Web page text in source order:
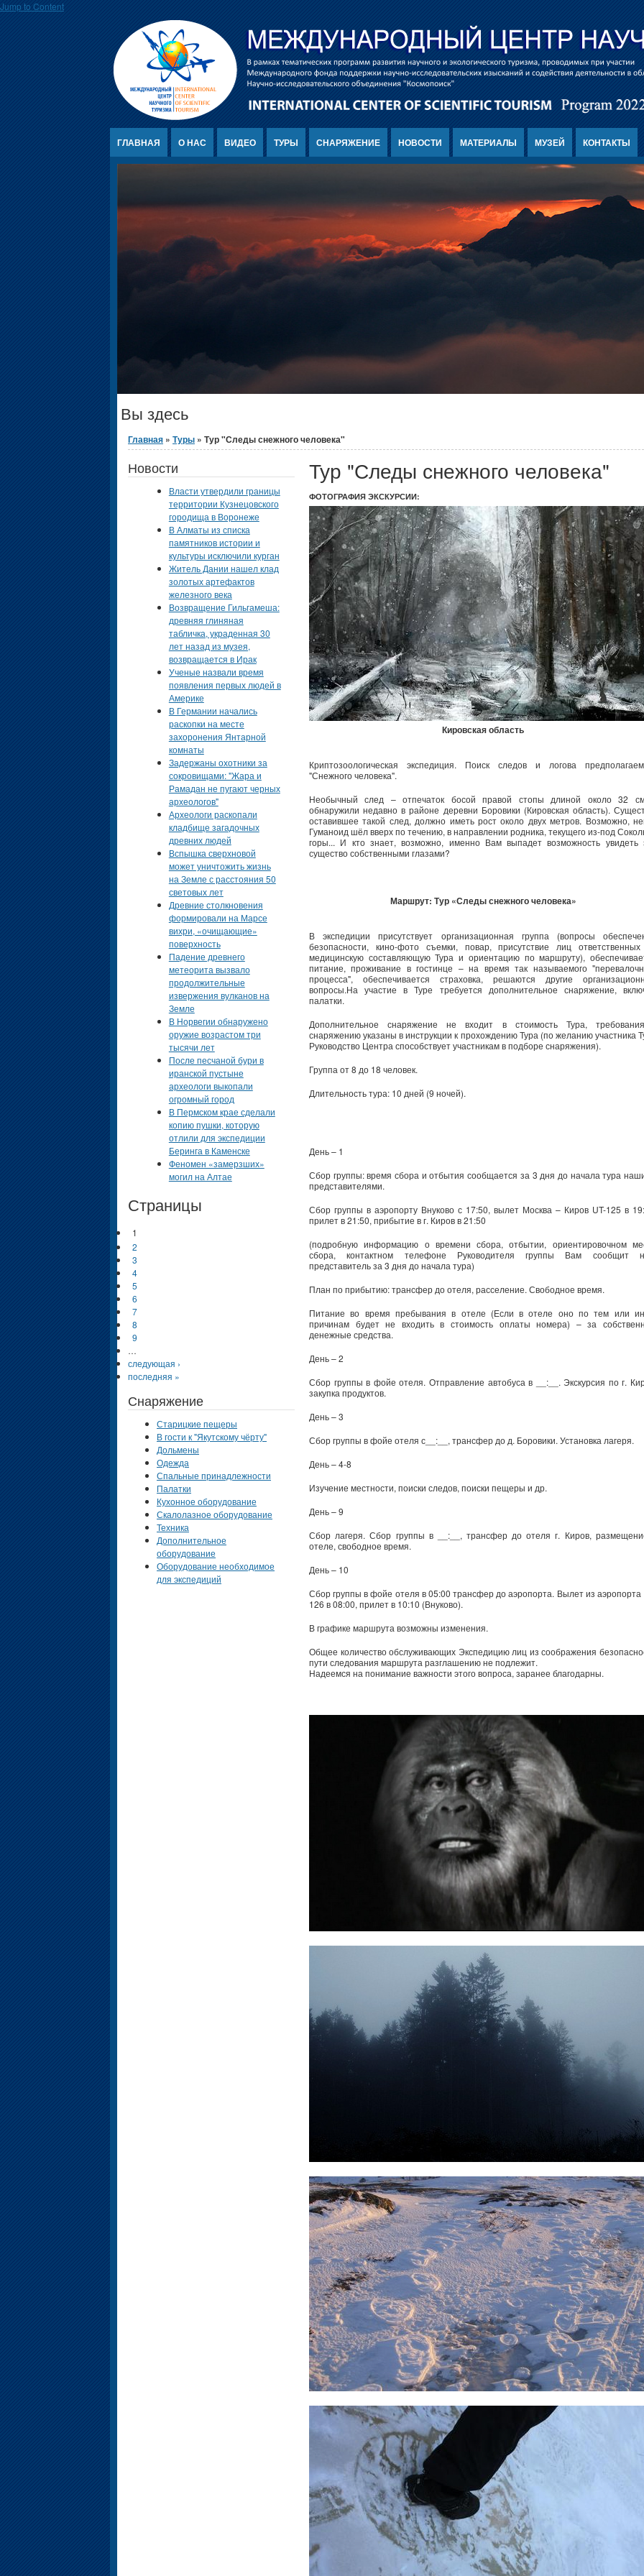
Jump to Content
ГЛАВНАЯ О НАС ВИДЕО ТУРЫ СНАРЯЖЕНИЕ НОВОСТИ МАТЕРИАЛЫ МУЗЕЙ КОНТАКТЫ
Вы здесь
Главная » Туры » Тур "Следы снежного человека"
Тур "Следы снежного человека"
ФОТОГРАФИЯ ЭКСКУРСИИ:
Кировская область
Криптозоологическая экспедиция. Поиск следов и логова
"Снежного человека".
Необычный след – отпечаток босой правой стопы длиной около 32
обнаружили недавно в районе деревни Боровики (Кировская область).
оставившее такой след, должно иметь рост около двух метров. Возможно,
Гуманоид шёл вверх по течению, в направлении родника, текущего из-под
горы... И кто знает, возможно, именно Вам выпадет возможность увидеть
существо собственными глазами?
Маршрут: Тур «Следы снежного человека»
В экспедиции присутствует организационная группа (вопросы
безопасности, кино-фото съемки, повар, присутствие лиц
медицинскую составляющую Тура и ориентацию по маршруту),
питание, проживание в гостинце – на время так называемого
процесса", обеспечивается страховка, решаются другие
вопросы.На участие в Туре требуется дополнительное снаряжение,
палатки.
Дополнительное снаряжение не входит в стоимость Тура,
снаряжению указаны в инструкции к прохождению Тура (по желанию участника
Руководство Центра способствует участникам в подборе снаряжения).
Группа от 8 до 18 человек.
Длительность тура: 10 дней (9 ночей).
День – 1
Сбор группы: время сбора и отбытия сообщается за 3 дня до начала тура
представителями.
Сбор группы в аэропорту Внуково с 17:50, вылет Москва – Киров UT-125 в
прилет в 21:50, прибытие в г. Киров в 21:50
(подробную информацию о времени сбора, отбытии, ориентировочном
сбора, контактном телефоне Руководителя группы Вам сообщит
представитель за 3 дня до начала тура)
План по прибытию: трансфер до отеля, расселение. Свободное время.
Питание во время пребывания в отеле (Если в отеле оно по тем или
причинам будет не входить в стоимость оплаты номера) – за
денежные средства.
День – 2
Сбор группы в фойе отеля. Отправление автобуса в __:__. Экскурсия по г.
закупка продуктов.
День – 3
Сбор группы в фойе отеля с__:__, трансфер до д. Боровики. Установка лагеря.
День – 4-8
Изучение местности, поиски следов, поиски пещеры и др.
День – 9
Сбор лагеря. Сбор группы в __:__, трансфер до отеля г. Киров,
отеле, свободное время.
День – 10
Сбор группы в фойе отеля в 05:00 трансфер до аэропорта. Вылет из аэропорта
126 в 08:00, прилет в 10:10 (Внуково).
В графике маршрута возможны изменения.
Общее количество обслуживающих Экспедицию лиц из соображения
пути следования маршрута разглашению не подлежит.
Надеемся на понимание важности этого вопроса, заранее благодарны.
Новости
Власти утвердили границы
территории Кузнецовского
городища в Воронеже
В Алматы из списка
памятников истории и
культуры исключили курган
Житель Дании нашел клад
золотых артефактов
железного века
Возвращение Гильгамеша:
древняя глиняная
табличка, украденная 30
лет назад из музея,
возвращается в Ирак
Ученые назвали время
появления первых людей в
Америке
В Германии начались
раскопки на месте
захоронения Янтарной
комнаты
Задержаны охотники за
сокровищами: "Жара и
Рамадан не пугают черных
археологов"
Археологи раскопали
кладбище загадочных
древних людей
Вспышка сверхновой
может уничтожить жизнь
на Земле с расстояния 50
световых лет
Древние столкновения
формировали на Марсе
вихри, «очищающие»
поверхность
Падение древнего
метеорита вызвало
продолжительные
извержения вулканов на
Земле
В Норвегии обнаружено
оружие возрастом три
тысячи лет
После песчаной бури в
иранской пустыне
археологи выкопали
огромный город
В Пермском крае сделали
копию пушки, которую
отлили для экспедиции
Беринга в Каменске
Феномен «замерзших»
могил на Алтае
Страницы
1
2
3
4
5
6
7
8
9
…
следующая ›
последняя »
Снаряжение
Старицкие пещеры
В гости к "Якутскому чёрту"
Дольмены
Одежда
Спальные принадлежности
Палатки
Кухонное оборудование
Скалолазное оборудование
Техника
Дополнительное
оборудование
Оборудование необходимое
для экспедиций